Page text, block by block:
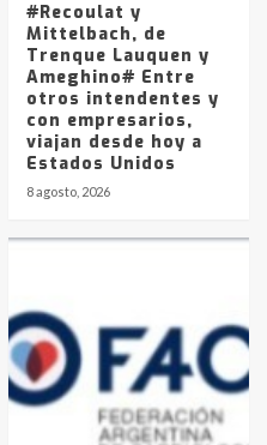
#Recoulat y
Mittelbach, de
Trenque Lauquen y
Ameghino# Entre
otros intendentes y
con empresarios,
viajan desde hoy a
Estados Unidos
8 agosto, 2026